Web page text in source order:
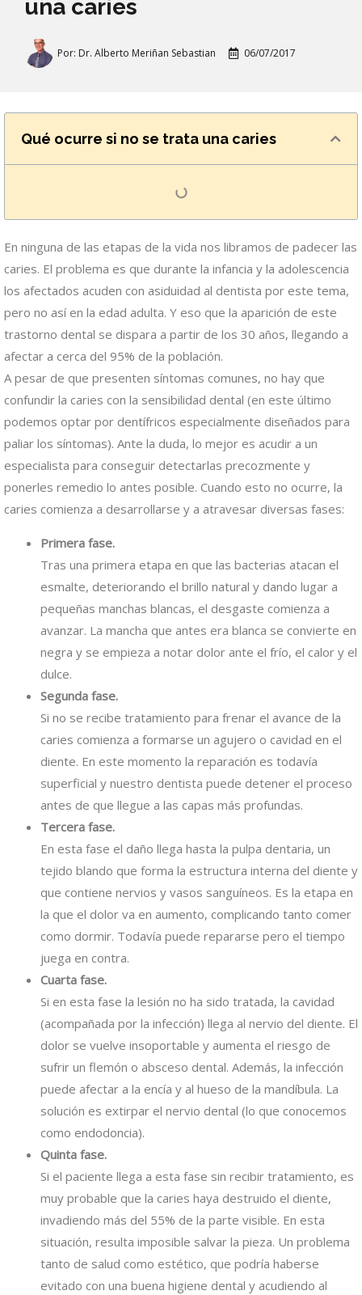
una caries
Por: Dr. Alberto Meriñan Sebastian 06/07/2017
Qué ocurre si no se trata una caries
En ninguna de las etapas de la vida nos libramos de padecer las
caries. El problema es que durante la infancia y la adolescencia
los afectados acuden con asiduidad al dentista por este tema,
pero no así en la edad adulta. Y eso que la aparición de este
trastorno dental se dispara a partir de los 30 años, llegando a
afectar a cerca del 95% de la población.
A pesar de que presenten síntomas comunes, no hay que
confundir la caries con la sensibilidad dental (en este último
podemos optar por dentífricos especialmente diseñados para
paliar los síntomas). Ante la duda, lo mejor es acudir a un
especialista para conseguir detectarlas precozmente y
ponerles remedio lo antes posible. Cuando esto no ocurre, la
caries comienza a desarrollarse y a atravesar diversas fases:
Primera fase.
Tras una primera etapa en que las bacterias atacan el
esmalte, deteriorando el brillo natural y dando lugar a
pequeñas manchas blancas, el desgaste comienza a
avanzar. La mancha que antes era blanca se convierte en
negra y se empieza a notar dolor ante el frío, el calor y el
dulce.
Segunda fase.
Si no se recibe tratamiento para frenar el avance de la
caries comienza a formarse un agujero o cavidad en el
diente. En este momento la reparación es todavía
superficial y nuestro dentista puede detener el proceso
antes de que llegue a las capas más profundas.
Tercera fase.
En esta fase el daño llega hasta la pulpa dentaria, un
tejido blando que forma la estructura interna del diente y
que contiene nervios y vasos sanguíneos. Es la etapa en
la que el dolor va en aumento, complicando tanto comer
como dormir. Todavía puede repararse pero el tiempo
juega en contra.
Cuarta fase.
Si en esta fase la lesión no ha sido tratada, la cavidad
(acompañada por la infección) llega al nervio del diente. El
dolor se vuelve insoportable y aumenta el riesgo de
sufrir un flemón o absceso dental. Además, la infección
puede afectar a la encía y al hueso de la mandíbula. La
solución es extirpar el nervio dental (lo que conocemos
como endodoncia).
Quinta fase.
Si el paciente llega a esta fase sin recibir tratamiento, es
muy probable que la caries haya destruido el diente,
invadiendo más del 55% de la parte visible. En esta
situación, resulta imposible salvar la pieza. Un problema
tanto de salud como estético, que podría haberse
evitado con una buena higiene dental y acudiendo al